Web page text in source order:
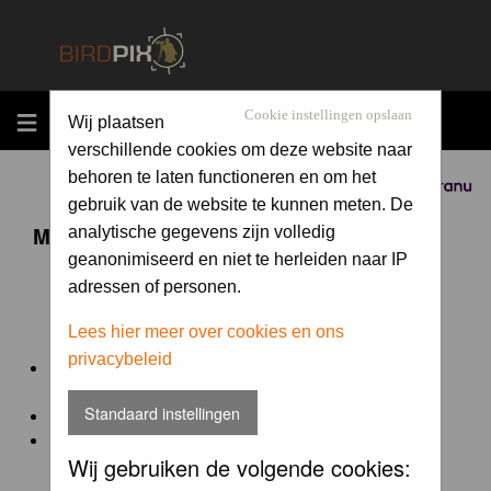
MENU
Sponsored by
Cookie instellingen opslaan
Wij plaatsen
verschillende cookies om deze website naar
behoren te laten functioneren en om het
gebruik van de website te kunnen meten. De
analytische gegevens zijn volledig
geanonimiseerd en niet te herleiden naar IP
adressen of personen.
Lees hier meer over cookies en ons
privacybeleid
Standaard instellingen
Wij gebruiken de volgende cookies:
Maandopdracht 'lentekriebels'
De maandopdracht van Birdpix is een competitie voor
en door de Birdpix fotografen community:
Het onderwerp van de opdracht wordt bepaald door de
winnaar van de laatste maandopdracht
De community nomineert de winnaar.
Geregistreerde gebruikers van Birdpix kunnen onder
deze voorwaardendeelnemen.